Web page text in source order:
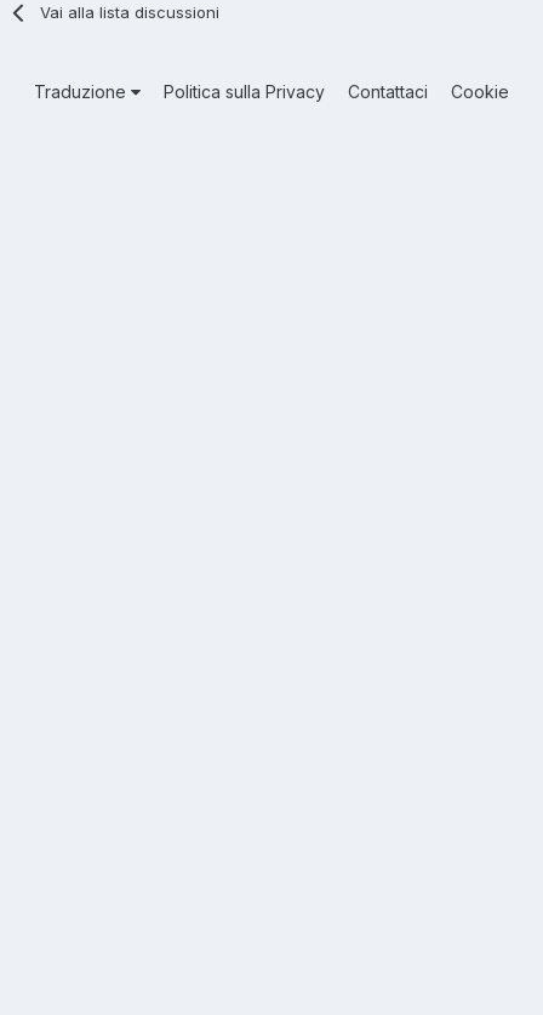
Vai alla lista discussioni
Traduzione Politica sulla Privacy Contattaci Cookie